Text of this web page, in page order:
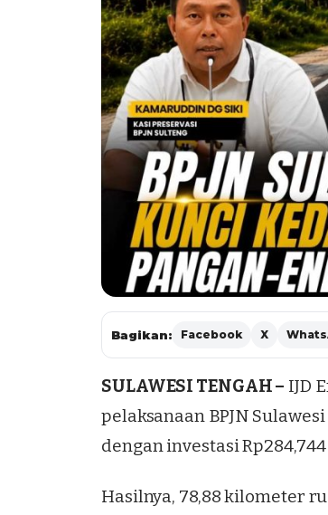
Bagikan: Facebook X
SULAWESI TENGAH – IJD
pelaksanaan BPJN
dengan investasi
Hasilnya, 78,88 kilometer